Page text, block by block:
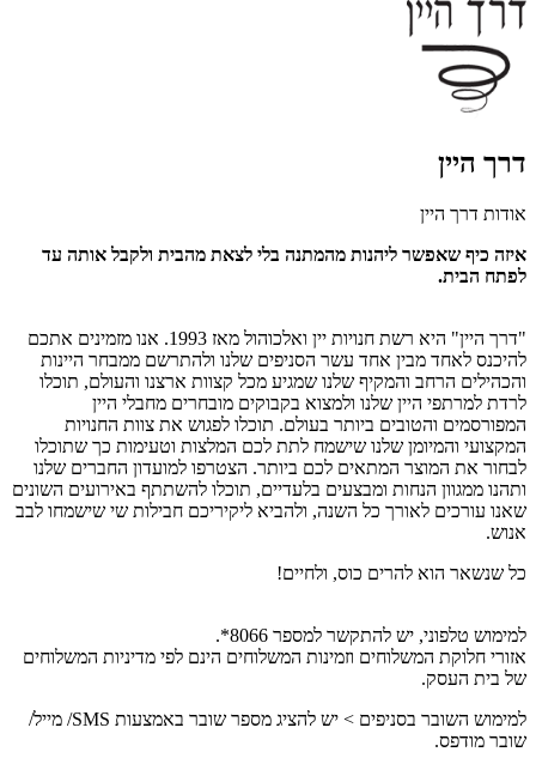
דרך היין
אודות דרך היין
איזה כיף שאפשר ליהנות מהמתנה בלי לצאת מהבית ולקבל אותה עד
לפתח הבית.
"דרך היין" היא רשת חנויות יין ואלכוהול מאז 1993. אנו מזמינים אתכם
להיכנס לאחד מבין אחד עשר הסניפים שלנו ולהתרשם ממבחר היינות
והכהילים הרחב והמקיף שלנו שמגיע מכל קצוות ארצנו והעולם, תוכלו
לרדת למרתפי היין שלנו ולמצוא בקבוקים מובחרים מחבלי היין
המפורסמים והטובים ביותר בעולם. תוכלו לפגוש את צוות החנויות
המקצועי והמיומן שלנו שישמח לתת לכם המלצות וטעימות כך שתוכלו
לבחור את המוצר המתאים לכם ביותר. הצטרפו למועדון החברים שלנו
ותהנו ממגוון הנחות ומבצעים בלעדיים, תוכלו להשתתף באירועים השונים
שאנו עורכים לאורך כל השנה, ולהביא ליקיריכם חבילות שי שישמחו לבב
אנוש.
כל שנשאר הוא להרים כוס, ולחיים!
למימוש טלפוני, יש להתקשר למספר 8066*.
אזורי חלוקת המשלוחים וזמינות המשלוחים הינם לפי מדיניות המשלוחים
של בית העסק.
למימוש השובר בסניפים > יש להציג מספר שובר באמצעות SMS/ מייל/
שובר מודפס.